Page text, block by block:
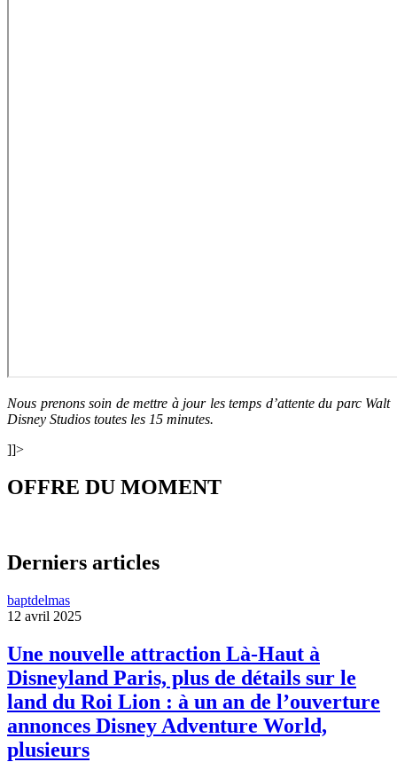
Nous prenons soin de mettre à jour les temps d’attente du parc Walt
Disney Studios toutes les 15 minutes.
]]>
OFFRE DU MOMENT
Derniers articles
baptdelmas
12 avril 2025
Une nouvelle attraction Là-Haut à
Disneyland Paris, plus de détails sur le
land du Roi Lion : à un an de l’ouverture
annonces Disney Adventure World,
plusieurs